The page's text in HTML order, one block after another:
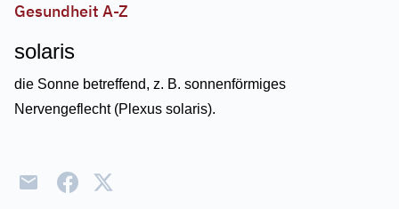
Gesundheit A-Z
solaris
die Sonne betreffend, z. B. sonnenförmiges
Nervengeflecht (Plexus solaris).